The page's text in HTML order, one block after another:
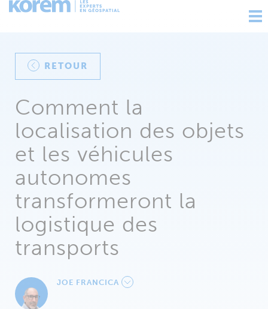
RETOUR
Comment la
localisation des objets
et les véhicules
autonomes
transformeront la
logistique des
transports
JOE FRANCICA